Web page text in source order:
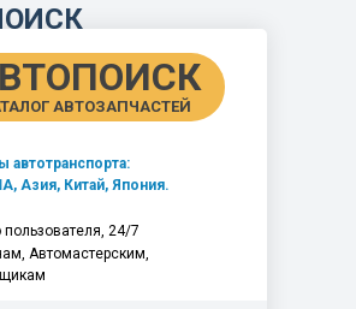
АВТОЗАПЧАСТЕЙ
автотранспорта:
Азия, Китай, Япония.
Автомастерским,
пользователя, 24/7